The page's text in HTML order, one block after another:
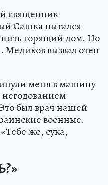
священник
Сашка пытался
горящий дом. Но
Медиков вызвал отец
меня в машину
негодованием
был врач нашей
военные.
же, сука,